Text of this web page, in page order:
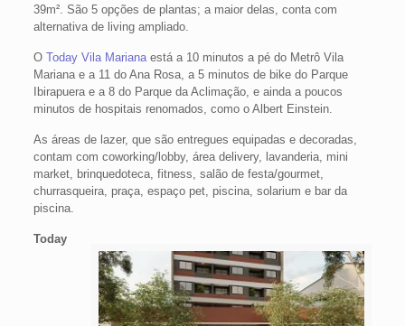
39m². São 5 opções de plantas; a maior delas, conta com
alternativa de living ampliado.
O Today Vila Marianaestá a 10 minutos a pé do Metrô Vila
Mariana e a 11 do Ana Rosa, a 5 minutos de bike do Parque
Ibirapuera e a 8 do Parque da Aclimação, e ainda a poucos
minutos de hospitais renomados, como o Albert Einstein.
As áreas de lazer, que são entregues equipadas e decoradas,
contam com coworking/lobby, área delivery, lavanderia, mini
market, brinquedoteca, fitness, salão de festa/gourmet,
churrasqueira, praça, espaço pet, piscina, solarium e bar da
piscina.
Today